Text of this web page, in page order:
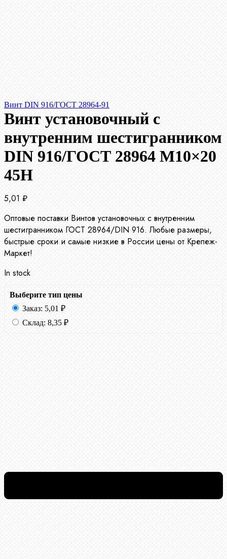
Винт DIN 916/ГОСТ 28964-91
Винт установочный с
внутренним шестигранником
DIN 916/ГОСТ 28964 М10×20
45Н
5,01 ₽
Оптовые поставки Винтов установочных с внутренним
шестигранником ГОСТ 28964/DIN 916. Любые размеры,
быстрые сроки и самые низкие в России цены от Крепеж-
Маркет!
In stock
Выберите тип цены
Заказ: 5,01 ₽
Склад: 8,35 ₽